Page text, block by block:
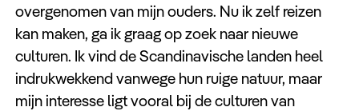
Inspiratie
Meer
overgenomen van mijn ouders. Nu ik zelf reizen
kan maken, ga ik graag op zoek naar nieuwe
culturen. Ik vind de Scandinavische landen heel
indrukwekkend vanwege hun ruige natuur, maar
mijn interesse ligt vooral bij de culturen van